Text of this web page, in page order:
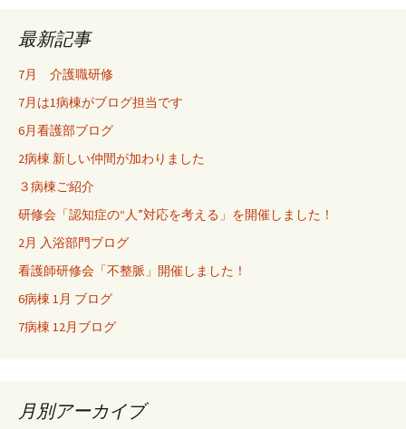
ゲ
ー
シ
ョ
ン
最新記事
7月 介護職研修
7月は1病棟がブログ担当です
6月看護部ブログ
2病棟 新しい仲間が加わりました
３病棟ご紹介
研修会「認知症の“人”対応を考える」を開催しました！
2月 入浴部門ブログ
看護師研修会「不整脈」開催しました！
6病棟 1月 ブログ
7病棟 12月ブログ
月別アーカイブ